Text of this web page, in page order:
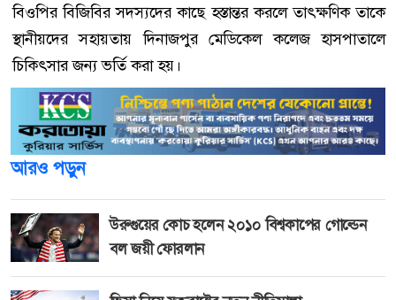
বিওপির বিজিবির সদস্যদের কাছে হস্তান্তর করলে তাৎক্ষণিক তাকে
স্থানীয়দের সহায়তায় দিনাজপুর মেডিকেল কলেজ হাসপাতালে
চিকিৎসার জন্য ভর্তি করা হয়।
আরও পড়ুন
উরুগুয়ের কোচ হলেন ২০১০ বিশ্বকাপের গোল্ডেন
বল জয়ী ফোরলান